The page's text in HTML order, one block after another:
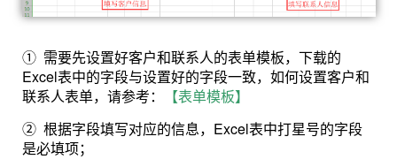
① 需要先设置好客户和联系人的表单模板，下载的
Excel表中的字段与设置好的字段一致，如何设置客户和
联系人表单，请参考：
【表单模板】
② 根据字段填写对应的信息，Excel表中打星号的字段
是必填项；